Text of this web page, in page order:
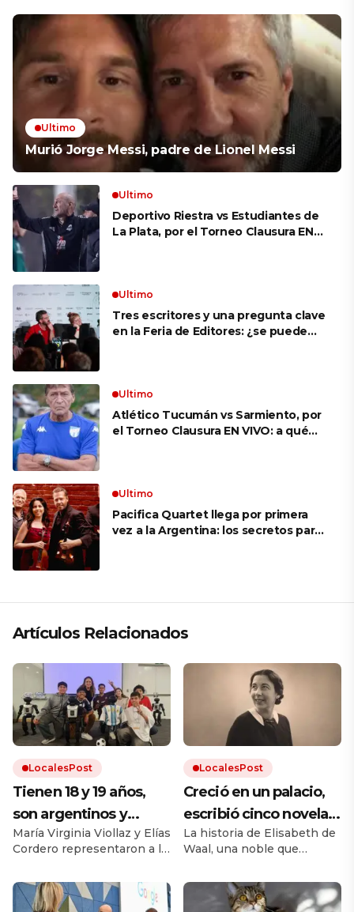
Ultimo
Murió Jorge Messi, padre de Lionel Messi
Ultimo
Deportivo Riestra vs Estudiantes de
La Plata, por el Torneo Clausura EN
Ultimo
Tres escritores y una pregunta clave
en la Feria de Editores: ¿se puede
Ultimo
Atlético Tucumán vs Sarmiento, por
el Torneo Clausura EN VIVO: a qué
Ultimo
Pacifica Quartet llega por primera
vez a la Argentina: los secretos para
Artículos Relacionados
LocalesPost
Tienen 18 y 19 años,
son argentinos y
obtuvieron un
reconocimiento en el
Mundial de Robótica
en Corea del Sur:
María Virginia Viollaz y Elías
Cordero representaron a la
en la categoría Technical
Challenge de Fútbol
LocalesPost
Creció en un palacio,
escribió cinco novelas
y murió sin publicar
ninguna: décadas
después, su nieto hizo
que el mundo la leyera
La historia de Elisabeth de
Waal, una noble que
época. Su nieto Edmund,
también escritor, rescató